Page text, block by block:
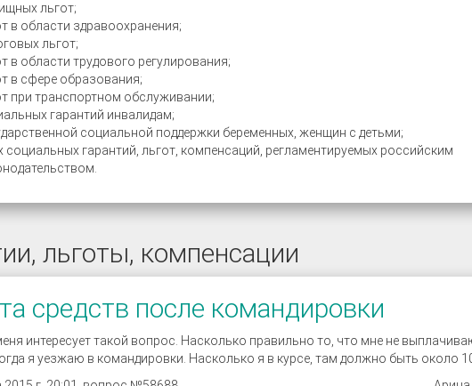
льгот;
в области здравоохранения;
льгот;
в области трудового регулирования;
в сфере образования;
при транспортном обслуживании;
гарантий инвалидам;
социальной поддержки беременных, женщин с детьми;
социальных гарантий, льгот, компенсаций, регламентируемых российским
льготы, компенсации
средств после командировки
интересует такой вопрос. Насколько правильно то, что мне не
я уезжаю в командировки. Насколько я в курсе, там должно быть около